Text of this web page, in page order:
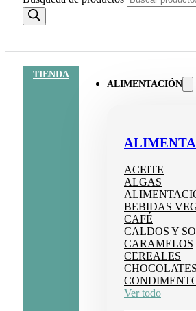
TIENDA
ALIMENTACIÓN
ACEITE
ALGAS
BEBIDAS
CAFÉ
CALDOS Y
CARAMELOS
CEREALES
CHOCOLATES
Ver todo